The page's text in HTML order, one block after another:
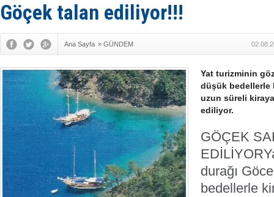
Göçek talan ediliyor!!!
Ana Sayfa » GÜNDEM
Yat turizminin
düşük bedellerle
uzun süreli
ediliyor.
GÖÇEK
EDİLİYOR
durağı
bedellerle